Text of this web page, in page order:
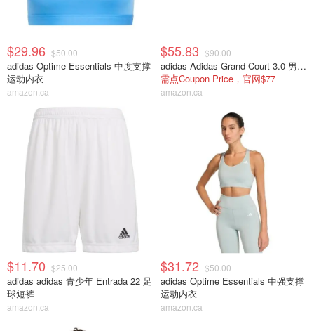
$29.96 $50.00
adidas Optime Essentials 中度支撑
运动内衣
amazon.ca
$55.83 $90.00
adidas Adidas Grand Court 3.0 男运动鞋
需点Coupon Price，官网$77
amazon.ca
$11.70 $25.00
adidas adidas 青少年 Entrada 22 足
球短裤
amazon.ca
$31.72 $50.00
adidas Optime Essentials 中强支撑
运动内衣
amazon.ca